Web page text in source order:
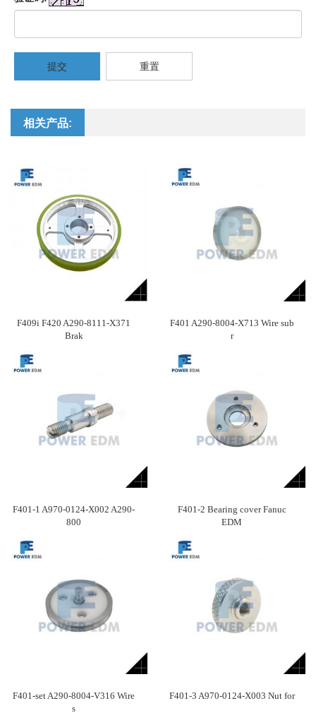
提交 重置
相关产品:
F409i F420 A290-8111-X371
Brak
F401 A290-8004-X713 Wire sub
r
F401-1 A970-0124-X002 A290-
800
F401-2 Bearing cover Fanuc
EDM
F401-set A290-8004-V316 Wire
s
F401-3 A970-0124-X003 Nut for